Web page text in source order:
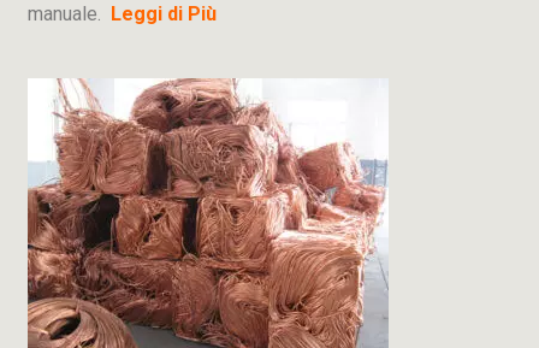
manuale.
Leggi di Più